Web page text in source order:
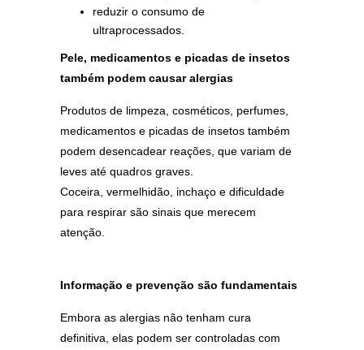
reduzir o consumo de
ultraprocessados.
Pele, medicamentos e picadas de insetos
também podem causar alergias
Produtos de limpeza, cosméticos, perfumes,
medicamentos e picadas de insetos também
podem desencadear reações, que variam de
leves até quadros graves.
Coceira, vermelhidão, inchaço e dificuldade
para respirar são sinais que merecem
atenção.
Informação e prevenção são fundamentais
Embora as alergias não tenham cura
definitiva, elas podem ser controladas com